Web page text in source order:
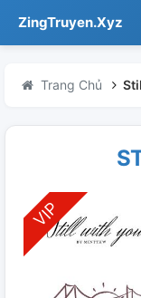
ZingTruyen.Xyz
Trang Chủ